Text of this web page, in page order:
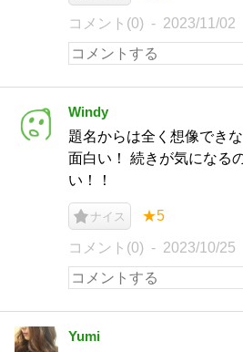
コメント(0) 2023/11/02
Windy
題名からは全く想像でき
面白い！ 続きが気になる
い！！
ナイス ★5
コメント(0) 2023/10/25
Yumi